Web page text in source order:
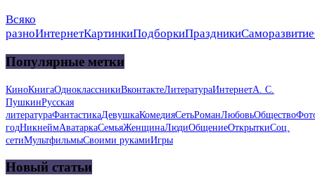
Всяко
разноИнтернетКартинкиПодборкиПраздникиСаморазвитие
Популярные метки
КиноКнигаОдноклассникиВконтактеЛитератураИнтернетА. С.
ПушкинРусская
литератураФантастикаДевушкаКомедияСетьРоманЛюбовьОбщество
годНикнеймАватаркаСемьяЖенщинаЛюдиОбщениеОткрыткиСоц.
сетиМультфильмыСвоими рукамиИгры
Новый статьи